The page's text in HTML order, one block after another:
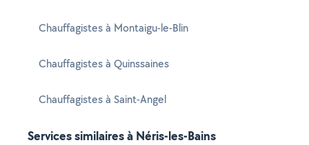
Chauffagistes à Montaigu-le-Blin
Chauffagistes à Quinssaines
Chauffagistes à Saint-Angel
Services similaires à Néris-les-Bains